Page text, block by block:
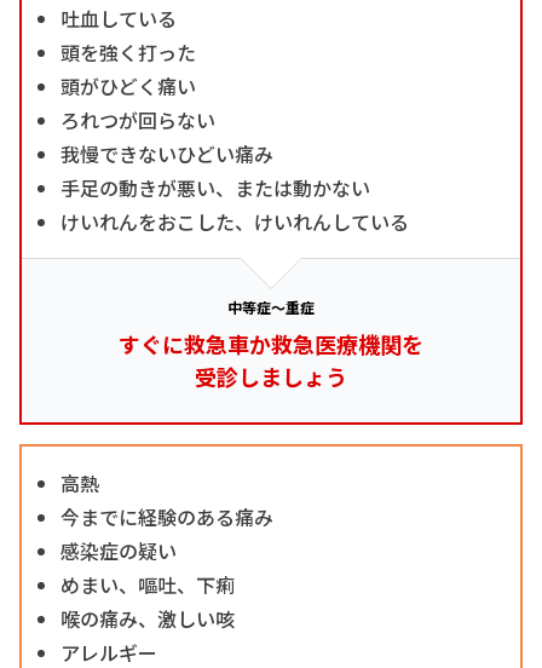
吐血している
頭を強く打った
頭がひどく痛い
ろれつが回らない
我慢できないひどい痛み
手足の動きが悪い、または動かない
けいれんをおこした、けいれんしている
中等症～重症
すぐに救急車か救急医療機関を
受診しましょう
高熱
今までに経験のある痛み
感染症の疑い
めまい、嘔吐、下痢
喉の痛み、激しい咳
アレルギー